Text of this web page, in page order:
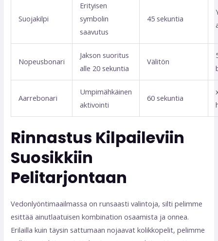
Suojakilpi
Erityisen
symbolin
saavutus
45 sekuntia
Nopeusbonari
Jakson suoritus
alle 20 sekuntia
Välitön
Aarrebonari
Umpimähkäinen
aktivointi
60 sekuntia
Rinnastus Kilpaileviin
Suosikkiin
Pelitarjontaan
Vedonlyöntimaailmassa on runsaasti valintoja, silti pelimme
esittää ainutlaatuisen kombination osaamista ja onnea.
Erilailla kuin täysin sattumaan nojaavat kolikkopelit, pelimme